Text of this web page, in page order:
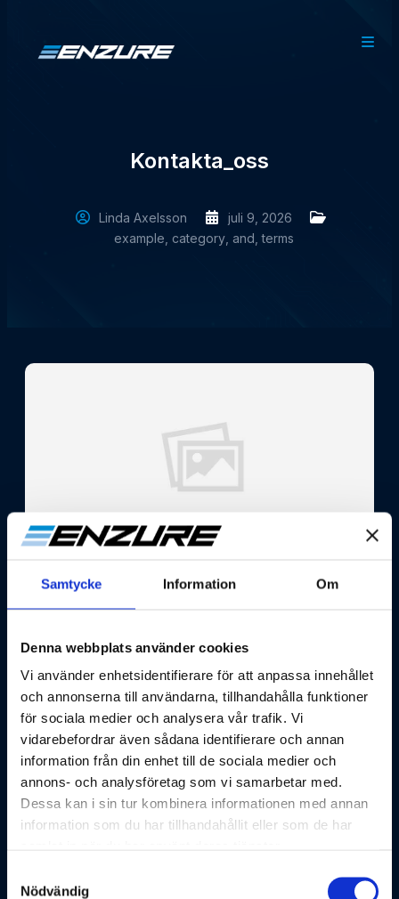
Samtycke Information Om
Denna webbplats använder cookies
Vi använder enhetsidentifierare för att anpassa innehållet
och annonserna till användarna, tillhandahålla funktioner
för sociala medier och analysera vår trafik. Vi
vidarebefordrar även sådana identifierare och annan
information från din enhet till de sociala medier och
annons- och analysföretag som vi samarbetar med.
Dessa kan i sin tur kombinera informationen med annan
information som du har tillhandahållit eller som de har
Nödvändig
Kontakta_oss
Linda Axelsson
juli 9, 2026
example, category, and,terms
Recent Posts
Enzure är nu en OpenAI Select Partner inom